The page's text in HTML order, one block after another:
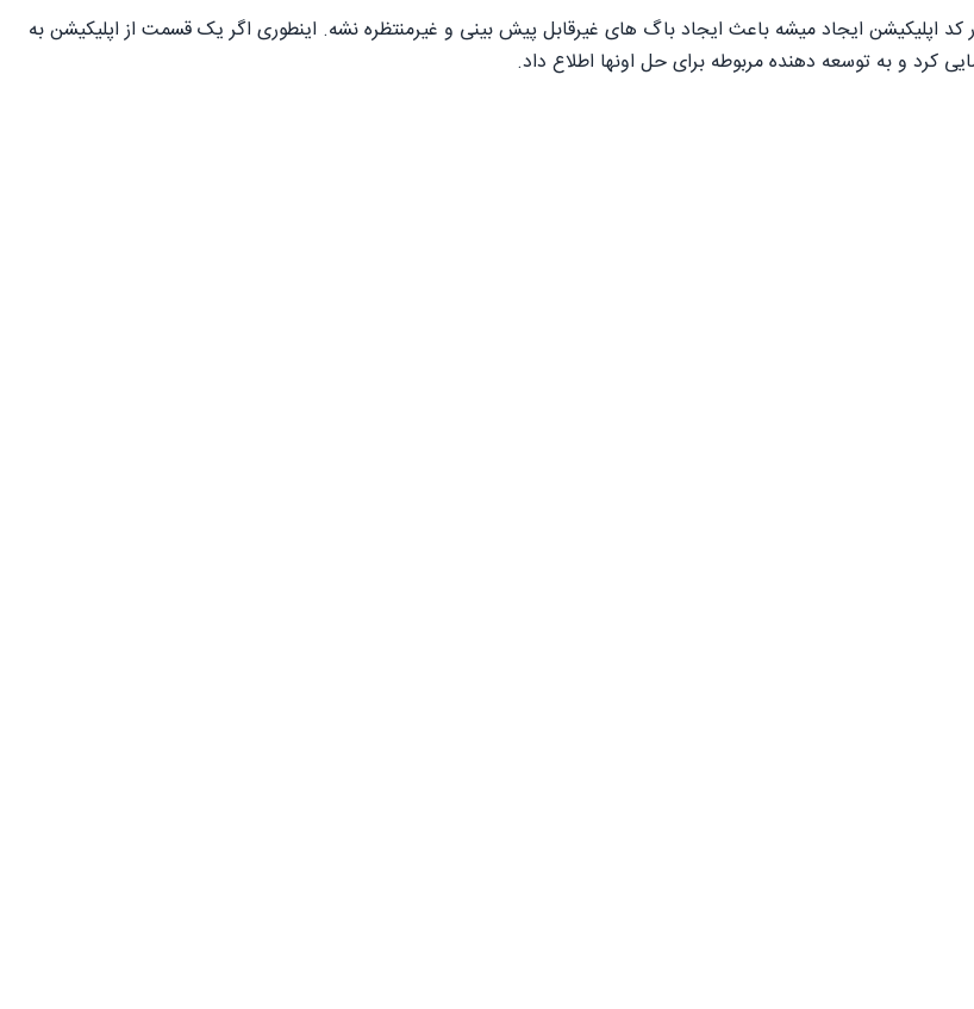
اپلیکیشن ایجاد میشه باعث ایجاد باگ های غیرقابل پیش بینی و غیرمنتظره نشه. اینطوری اگر یک قسمت از اپلیکیشن به
کرد و به توسعه دهنده مربوطه برای حل اونها اطلاع داد.